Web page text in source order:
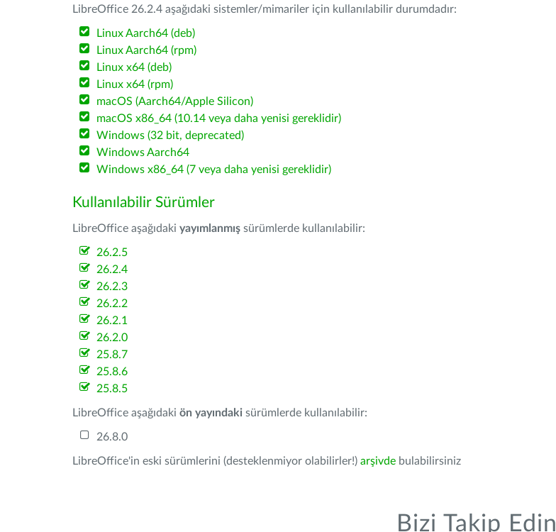
LibreOffice 26.2.4 aşağıdaki sistemler/mimariler için kullanılabilir durumdadır:
Linux Aarch64 (deb)
Linux Aarch64 (rpm)
Linux x64 (deb)
Linux x64 (rpm)
macOS (Aarch64/Apple Silicon)
macOS x86_64 (10.14 veya daha yenisi gereklidir)
Windows (32 bit, deprecated)
Windows Aarch64
Windows x86_64 (7 veya daha yenisi gereklidir)
Kullanılabilir Sürümler
LibreOffice aşağıdaki yayımlanmış sürümlerde kullanılabilir:
26.2.5
26.2.4
26.2.3
26.2.2
26.2.1
26.2.0
25.8.7
25.8.6
25.8.5
LibreOffice aşağıdaki ön yayındaki sürümlerde kullanılabilir:
26.8.0
LibreOffice'in eski sürümlerini (desteklenmiyor olabilirler!) arşivde bulabilirsiniz
Bizi Takip Edin